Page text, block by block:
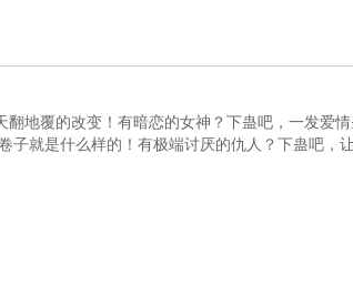
地覆的改变！有暗恋的女神？下蛊吧，一发爱
就是什么样的！有极端讨厌的仇人？下蛊吧，